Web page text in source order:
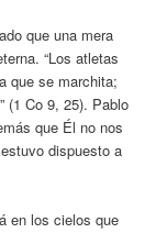
que una mera
“Los atletas
que se marchita;
(1 Co 9, 25). Pablo
que Él no nos
dispuesto a
en los cielos que